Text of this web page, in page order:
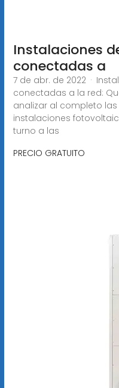
Instalaciones
conectadas a
7 de abr. de 2022 ·
conectadas a la red:
analizar al completo
instalaciones
turno a las
PRECIO GRATUITO